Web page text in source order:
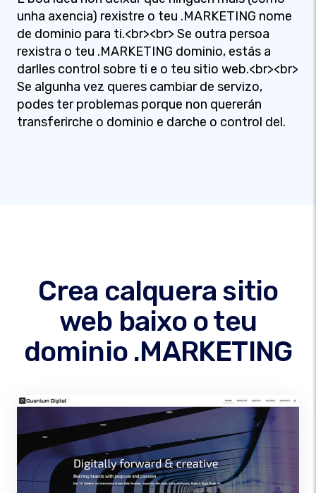
unha axencia) rexistre o teu .MARKETING nome
de dominio para ti.<br><br> Se outra persoa
rexistra o teu .MARKETING dominio, estás a
darlles control sobre ti e o teu sitio web.<br><br>
Se algunha vez queres cambiar de servizo,
podes ter problemas porque non quererán
transferirche o dominio e darche o control del.
Crea calquera sitio
web baixo o teu
dominio .MARKETING